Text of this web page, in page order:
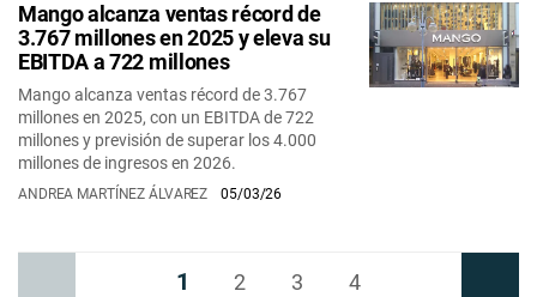
Mango alcanza ventas récord de
3.767 millones en 2025 y eleva su
EBITDA a 722 millones
Mango alcanza ventas récord de 3.767
millones en 2025, con un EBITDA de 722
millones y previsión de superar los 4.000
millones de ingresos en 2026.
ANDREA MARTÍNEZ ÁLVAREZ 05/03/26
1 2 3 4